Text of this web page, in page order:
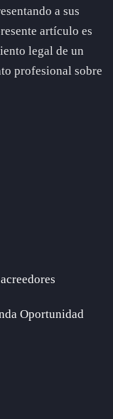
a sus
artículo es
legal de un
profesional sobre
Oportunidad